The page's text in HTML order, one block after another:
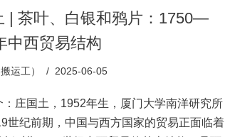
| 茶叶、白银和鸦片：1750—
中西贸易结构
运工） 2025-06-05
：庄国土，1952年生，厦门大学南洋研究所
世纪前期，中国与西方国家的贸易正面临着